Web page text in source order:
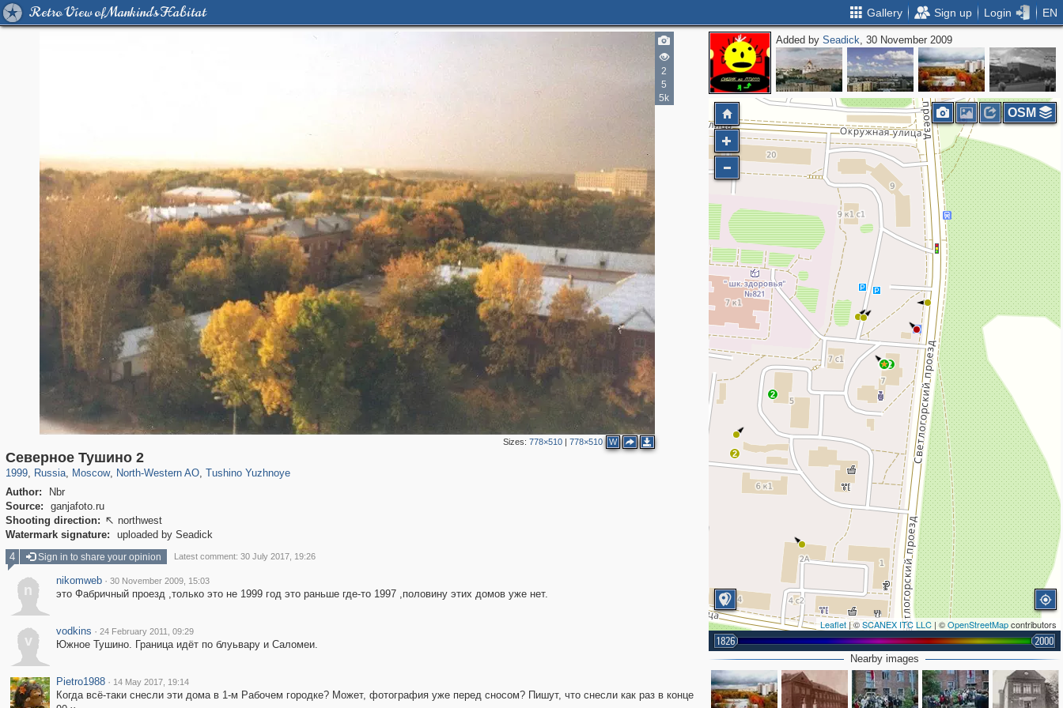
Retro View of Mankind's Habitat Gallery Sign up Login EN
2
5
5k
Sizes: 778×510| 778×510 W
Северное Тушино 2
1999, Russia
1,406,827 29,243
, Moscow
319,864 8,286
, North-Western AO
8,080
, Tushino Yuzhnoye
Author:
Nbr
Source:
ganjafoto.ru
Shooting direction:  northwest
Watermark signature:
uploaded by Seadick
Added bySeadick, 30 November 2009
2
2
2
2
Leaflet | ©SCANEX ITC LLC | ©OpenStreetMapcontributors
1826 2000
OSM
Nearby images
4 Sign in to share your opinion Latest comment: 30 July 2017, 19:26
n
nikomweb · 30 November 2009, 15:03
это Фабричный проезд ,только это не 1999 год это раньше где-то 1997 ,половину этих домов уже нет.
v
vodkins · 24 February 2011, 09:29
Южное Тушино. Граница идёт по блуьвару и Саломеи.
Pietro1988 · 14 May 2017, 19:14
Когда всё-таки снесли эти дома в 1-м Рабочем городке? Может, фотография уже перед сносом? Пишут, что снесли как раз в конце